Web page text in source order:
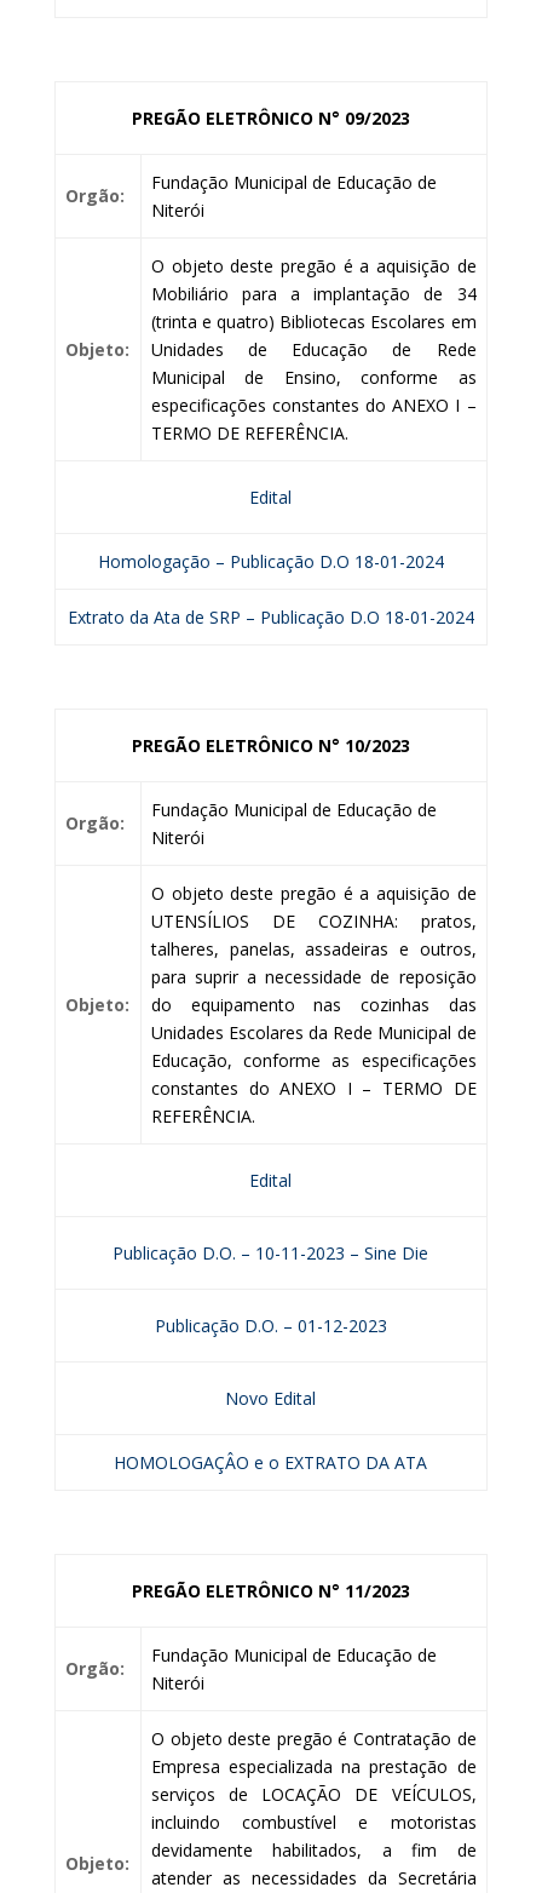
PREGÃO ELETRÔNICO N° 09/2023
Orgão:
Fundação Municipal de Educação de
Niterói
Objeto:
O objeto deste pregão é a aquisição de
Mobiliário para a implantação de 34
(trinta e quatro) Bibliotecas Escolares em
Unidades de Educação de Rede
Municipal de Ensino, conforme as
especificações constantes do ANEXO I –
TERMO DE REFERÊNCIA.
Edital
Homologação – Publicação D.O 18-01-2024
Extrato da Ata de SRP – Publicação D.O 18-01-2024
PREGÃO ELETRÔNICO N° 10/2023
Orgão:
Fundação Municipal de Educação de
Niterói
Objeto:
O objeto deste pregão é a aquisição de
UTENSÍLIOS DE COZINHA: pratos,
talheres, panelas, assadeiras e outros,
para suprir a necessidade de reposição
do equipamento nas cozinhas das
Unidades Escolares da Rede Municipal de
Educação, conforme as especificações
constantes do ANEXO I – TERMO DE
REFERÊNCIA.
Edital
Publicação D.O. – 10-11-2023 – Sine Die
Publicação D.O. – 01-12-2023
Novo Edital
HOMOLOGAÇÂO e o EXTRATO DA ATA
PREGÃO ELETRÔNICO N° 11/2023
Orgão:
Fundação Municipal de Educação de
Niterói
Objeto:
O objeto deste pregão é Contratação de
Empresa especializada na prestação de
serviços de LOCAÇÃO DE VEÍCULOS,
incluindo combustível e motoristas
devidamente habilitados, a fim de
atender as necessidades da Secretária